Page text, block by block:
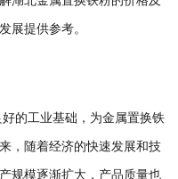
展提供参考。
的工业基础，为金属置换铁
，随着经济的快速发展和技
规模逐渐扩大，产品质量也